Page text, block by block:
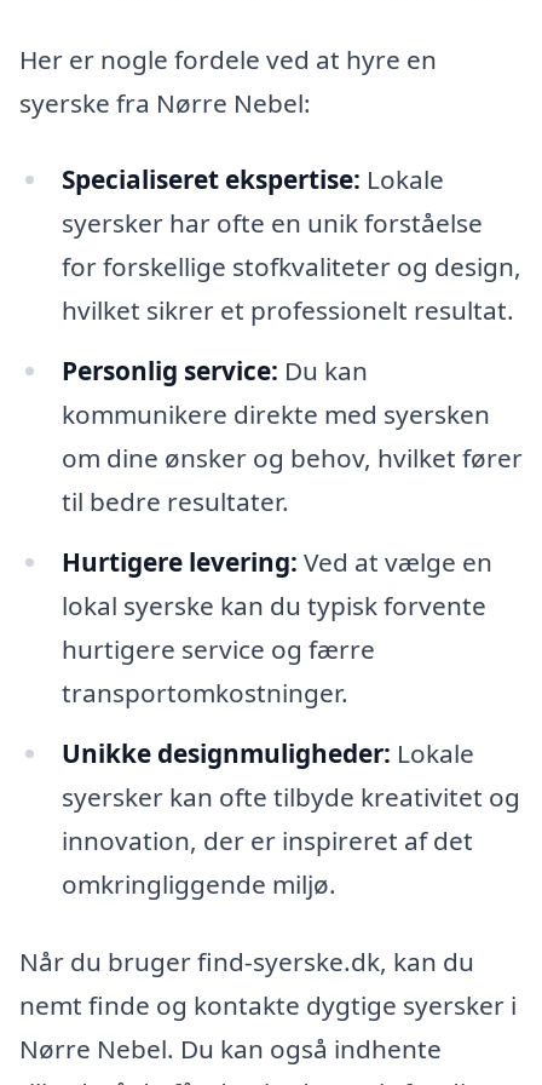
Her er nogle fordele ved at hyre en
syerske fra Nørre Nebel:
Specialiseret ekspertise: Lokale
syersker har ofte en unik forståelse
for forskellige stofkvaliteter og design,
hvilket sikrer et professionelt resultat.
Personlig service: Du kan
kommunikere direkte med syersken
om dine ønsker og behov, hvilket fører
til bedre resultater.
Hurtigere levering: Ved at vælge en
lokal syerske kan du typisk forvente
hurtigere service og færre
transportomkostninger.
Unikke designmuligheder: Lokale
syersker kan ofte tilbyde kreativitet og
innovation, der er inspireret af det
omkringliggende miljø.
Når du bruger find-syerske.dk, kan du
nemt finde og kontakte dygtige syersker i
Nørre Nebel. Du kan også indhente